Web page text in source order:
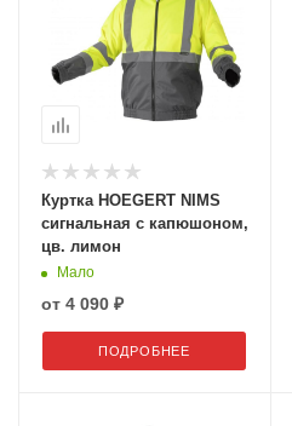
Куртка HOEGERT NIMS
сигнальная с капюшоном,
цв. лимон
Мало
от 4 090 ₽
ПОДРОБНЕЕ